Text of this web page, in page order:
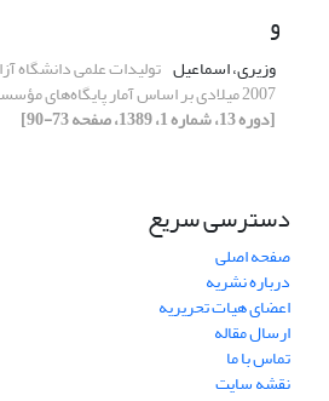
و
وزیری، اسماعیل
2007 میلادی بر اساس آمار پایگاه‌های مؤسسه اطلاعات علمی (ISI)
[دوره 13، شماره 1، 1389، صفحه 73-90]
دسترسی سریع
صفحه اصلی
درباره نشریه
اعضای هیات تحریریه
ارسال مقاله
تماس با ما
نقشه سایت